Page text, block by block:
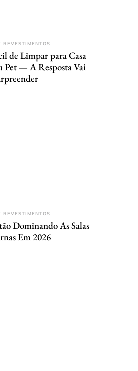
REVESTIMENTOS
de Limpar para Casa
Pet — A Resposta Vai
REVESTIMENTOS
Dominando As Salas
Em 2026